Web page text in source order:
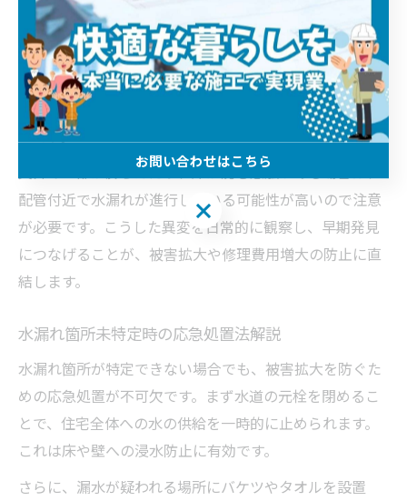
天井や床下は水漏れが目視しづらい場所ですが、放置す
ると建物全体への被害が拡大するリスクがあります。特
に埼玉県の木造住宅では、天井のシミや変色、カビ臭、
床下の結露や腐食などが水漏れのサインとなる場合が多
いです。
天井の一部が膨らんだり、床が沈む感触がある場合は、
配管付近で水漏れが進行している可能性が高いので注意
が必要です。こうした異変を日常的に観察し、早期発見
につなげることが、被害拡大や修理費用増大の防止に直
結します。
水漏れ箇所未特定時の応急処置法解説
水漏れ箇所が特定できない場合でも、被害拡大を防ぐた
めの応急処置が不可欠です。まず水道の元栓を閉めるこ
とで、住宅全体への水の供給を一時的に止められます。
これは床や壁への浸水防止に有効です。
さらに、漏水が疑われる場所にバケツやタオルを設置
お問い合わせはこちら
お問い合わせはこちら